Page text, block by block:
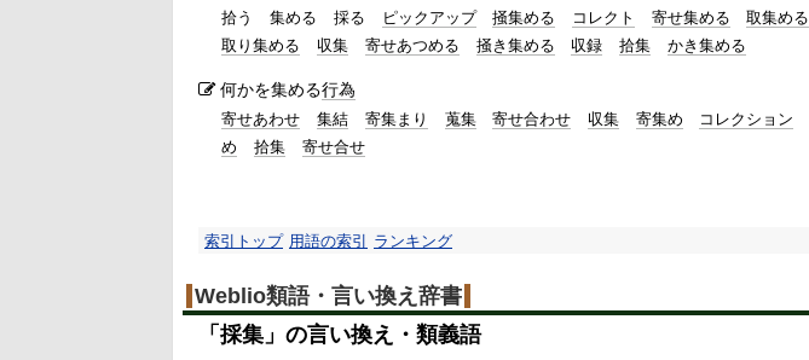
拾う 集める 採る ピックアップ 掻集める コレクト 寄せ集める 取集める
取り集める
収集 寄せあつめる 掻き集める 収録 拾集 かき集める
何かを集める行為
寄せあわせ 集結 寄集まり 蒐集 寄せ合わせ 収集 寄集め コレクション
め
拾集 寄せ合せ
索引トップ 用語の索引 ランキング
Weblio類語・言い換え辞書
「 採集 」の言い換え・類義語